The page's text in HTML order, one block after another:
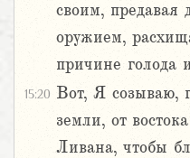
своим, предавая
оружием,
причине голода
15:20 Вот, Я созываю,
земли, от
Ливана, чтобы